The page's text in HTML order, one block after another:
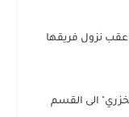
نزول فريقها
الى القسم